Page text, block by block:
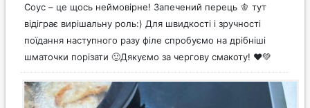
Соус – це щось неймовірне! Запечений перець 🫑 тут
відіграє вирішальну роль:) Для швидкості і зручності
поїдання наступного разу філе спробуємо на дрібніші
шматочки порізати 🙂Дякуємо за чергову смакоту! ❤️💚